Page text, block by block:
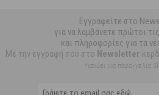
Εγγραφείτε στο
για να λαμβάνετε πρώτοι
και πληροφορίες για τα
Με την εγγραφή σου στο Newsletter
*ισχύει για παραγγελία